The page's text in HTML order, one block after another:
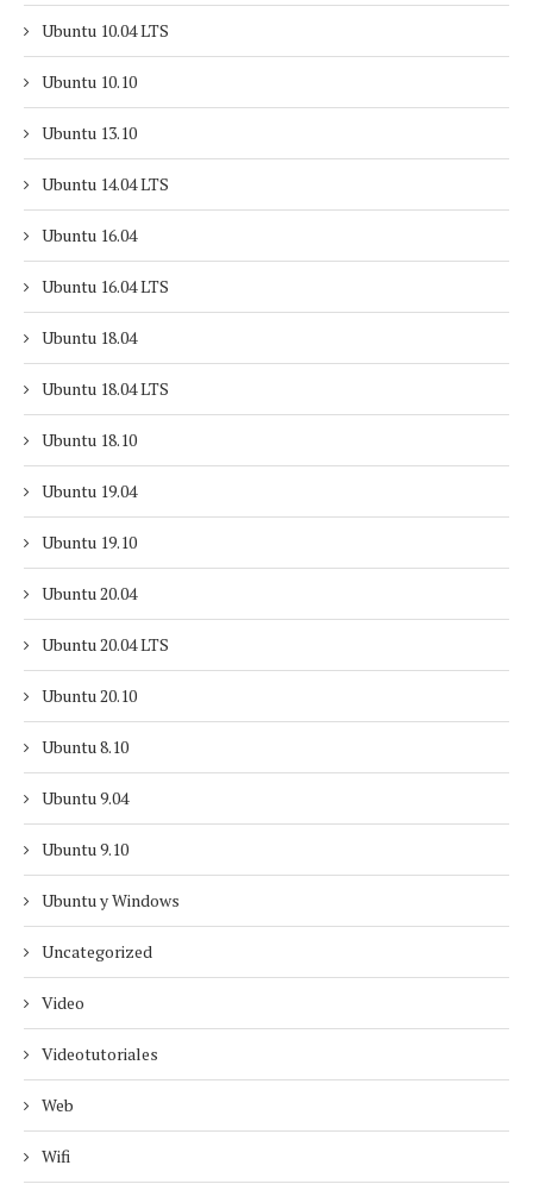
Ubuntu 10.04 LTS
Ubuntu 10.10
Ubuntu 13.10
Ubuntu 14.04 LTS
Ubuntu 16.04
Ubuntu 16.04 LTS
Ubuntu 18.04
Ubuntu 18.04 LTS
Ubuntu 18.10
Ubuntu 19.04
Ubuntu 19.10
Ubuntu 20.04
Ubuntu 20.04 LTS
Ubuntu 20.10
Ubuntu 8.10
Ubuntu 9.04
Ubuntu 9.10
Ubuntu y Windows
Uncategorized
Video
Videotutoriales
Web
Wifi